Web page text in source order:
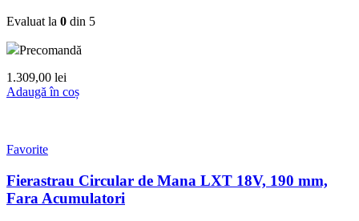
Evaluat la 0 din 5
Precomandă
1.309,00 lei
Adaugă în coș
Favorite
Fierastrau Circular de Mana LXT 18V, 190 mm,
Fara Acumulatori